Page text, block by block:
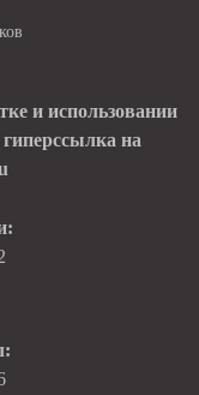
и использовании
на